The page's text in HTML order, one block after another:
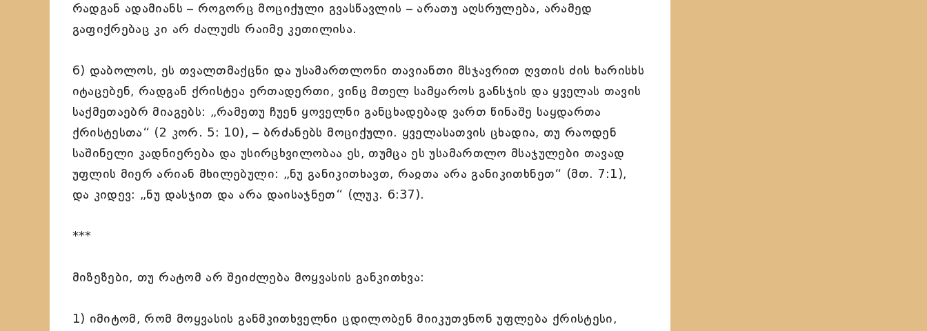
რადგან ადამიანს – როგორც მოციქული გვასწავლის – არათუ აღსრულება, არამედ
გაფიქრებაც კი არ ძალუძს რაიმე კეთილისა.
6) დაბოლოს, ეს თვალთმაქცნი და უსამართლონი თავიანთი მსჯავრით ღვთის ძის ხარისხს
იტაცებენ, რადგან ქრისტეა ერთადერთი, ვინც მთელ სამყაროს განსჯის და ყველას თავის
საქმეთაებრ მიაგებს: „რამეთუ ჩუენ ყოველნი განცხადებად ვართ წინაშე საყდართა
ქრისტესთა“ (2 კორ. 5: 10), – ბრძანებს მოციქული. ყველასათვის ცხადია, თუ რაოდენ
საშინელი კადნიერება და უსირცხვილობაა ეს, თუმცა ეს უსამართლო მსაჯულები თავად
უფლის მიერ არიან მხილებული: „ნუ განიკითხავთ, რაჲთა არა განიკითხნეთ“ (მთ. 7:1),
და კიდევ: „ნუ დასჯით და არა დაისაჯნეთ“ (ლუკ. 6:37).
***
მიზეზები, თუ რატომ არ შეიძლება მოყვასის განკითხვა:
1) იმიტომ, რომ მოყვასის განმკითხველნი ცდილობენ მიიკუთვნონ უფლება ქრისტესი,